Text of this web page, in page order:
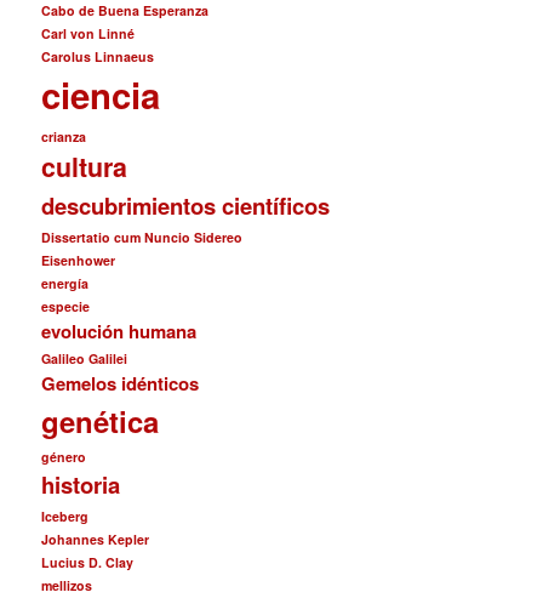
Cabo de Buena Esperanza
Carl von Linné
Carolus Linnaeus
ciencia
crianza
cultura
descubrimientos científicos
Dissertatio cum Nuncio Sidereo
Eisenhower
energía
especie
evolución humana
Galileo Galilei
Gemelos idénticos
genética
género
historia
Iceberg
Johannes Kepler
Lucius D. Clay
mellizos